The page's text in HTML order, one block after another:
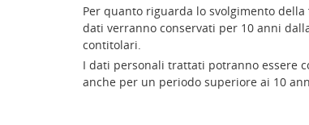
Per quanto riguarda lo svolgimento
dati verranno conservati per 10 anni
contitolari.
I dati personali trattati potranno essere
anche per un periodo superiore ai 10